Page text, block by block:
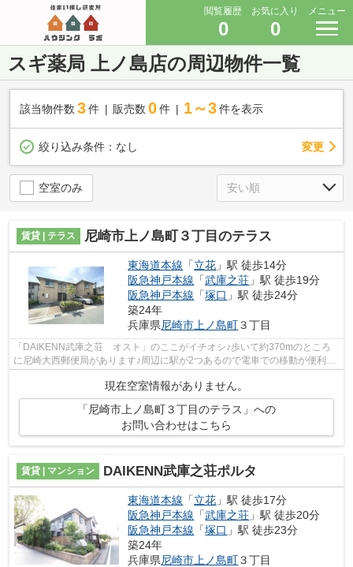
閲覧履歴
0
お気に入り
0
メニュー
スギ薬局 上ノ島店の周辺物件一覧
該当物件数 3件 販売数 0 件 1～3 件を表示
絞り込み条件： なし 変更
空室のみ
賃貸 | テラス 尼崎市上ノ島町３丁目のテラス
東海道本線 「立花 」駅 徒歩14分
阪急神戸本線 「武庫之荘 」駅 徒歩19分
阪急神戸本線 「塚口 」駅 徒歩24分
築24年
兵庫県尼崎市 上ノ島町３丁目
「DAIKENN武庫之荘 オスト」のここがイチオシ♪歩いて約370mのところ
に尼崎大西郵便局があります♪周辺に駅が2つあるので電車での移動が便利で
す♪こちらは自走式駐車場付きのテラスハウ...
現在空室情報がありません。
「尼崎市上ノ島町３丁目のテラス」への
お問い合わせはこちら
賃貸 | マンション DAIKENN武庫之荘ポルタ
東海道本線 「立花 」駅 徒歩17分
阪急神戸本線 「武庫之荘 」駅 徒歩20分
阪急神戸本線 「塚口 」駅 徒歩23分
築24年
兵庫県尼崎市 上ノ島町３丁目